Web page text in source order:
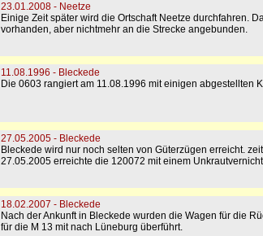
23.01.2008 - Neetze
Einige Zeit später wird die Ortschaft Neetze durchfahren.
vorhanden, aber nichtmehr an die Strecke angebunden.
11.08.1996 - Bleckede
Die 0603 rangiert am 11.08.1996 mit einigen abgestellten
27.05.2005 - Bleckede
Bleckede wird nur noch selten von Güterzügen erreicht.
27.05.2005 erreichte die 120072 mit einem
18.02.2007 - Bleckede
Nach der Ankunft in Bleckede wurden die Wagen für die
für die M 13 mit nach Lüneburg überführt.